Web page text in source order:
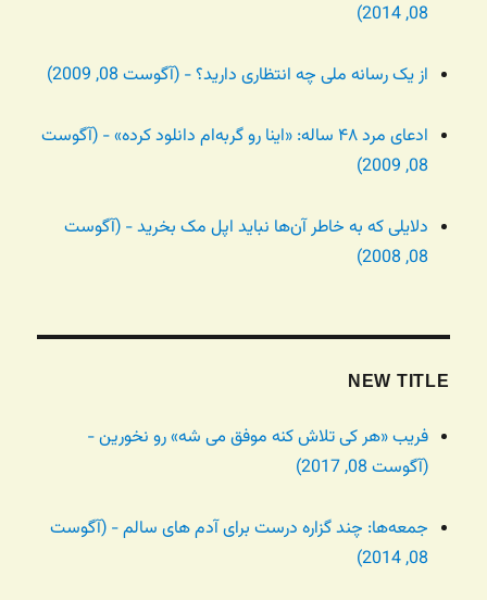
08, 2014)
از یک رسانه ملی چه انتظاری دارید؟ - (آگوست 08, 2009)
ادعای مرد ۴۸ ساله: «اینا رو گربه‌ام دانلود کرده» - (آگوست
08, 2009)
دلایلی که به خاطر آن‌ها نباید اپل مک بخرید - (آگوست
08, 2008)
NEW TITLE
فریب «هر کی تلاش کنه موفق می شه» رو نخورین -
(آگوست 08, 2017)
جمعه‌ها: چند گزاره درست برای آدم های سالم - (آگوست
08, 2014)